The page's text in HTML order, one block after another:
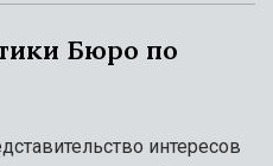
Бюро по
интересов